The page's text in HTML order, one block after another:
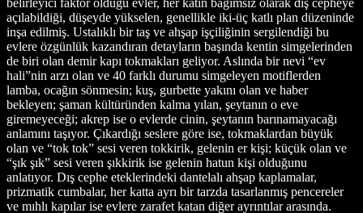
açılabildiği, düşeyde yükselen, genellikle iki-üç katlı plan düzeninde
inşa edilmiş. Ustalıklı bir taş ve ahşap işçiliğinin sergilendiği bu
evlere özgünlük kazandıran detayların başında kentin simgelerinden
de biri olan demir kapı tokmakları geliyor. Aslında bir nevi “ev
hali”nin arzı olan ve 40 farklı durumu simgeleyen motiflerden
lamba, ocağın sönmesin; kuş, gurbette yakını olan ve haber
bekleyen; şaman kültüründen kalma yılan, şeytanın o eve
giremeyeceği; akrep ise o evlerde cinin, şeytanın barınamayacağı
anlamını taşıyor. Çıkardığı seslere göre ise, tokmaklardan büyük
olan ve “tok tok” sesi veren tokkirik, gelenin er kişi; küçük olan ve
“şık şık” sesi veren şıkkirik ise gelenin hatun kişi olduğunu
anlatıyor. Dış cephe eteklerindeki dantelalı ahşap kaplamalar,
prizmatik cumbalar, her katta ayrı bir tarzda tasarlanmış pencereler
ve mıhlı kapılar ise evlere zarafet katan diğer ayrıntılar arasında.